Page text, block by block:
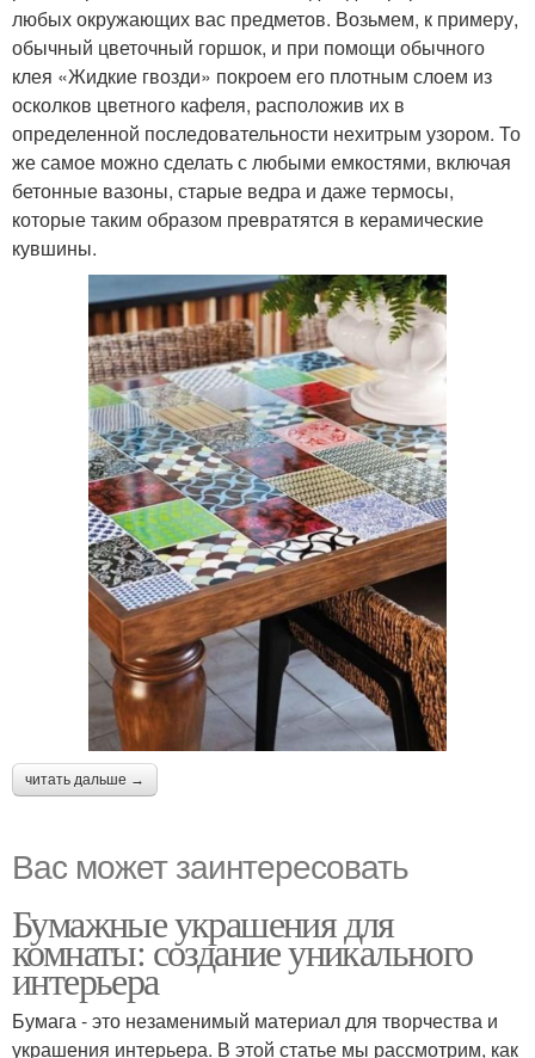
любых окружающих вас предметов. Возьмем, к примеру,
обычный цветочный горшок, и при помощи обычного
клея «Жидкие гвозди» покроем его плотным слоем из
осколков цветного кафеля, расположив их в
определенной последовательности нехитрым узором. То
же самое можно сделать с любыми емкостями, включая
бетонные вазоны, старые ведра и даже термосы,
которые таким образом превратятся в керамические
кувшины.
читать дальше →
Вас может заинтересовать
Бумажные украшения для
комнаты: создание уникального
интерьера
Бумага - это незаменимый материал для творчества и
украшения интерьера. В этой статье мы рассмотрим, как